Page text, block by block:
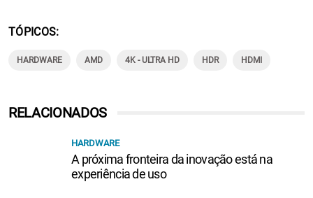
TÓPICOS
HARDWARE AMD 4K - ULTRA HD HDR HDMI
RELACIONADOS
HARDWARE
A próxima fronteira da inovação está na
experiência de uso